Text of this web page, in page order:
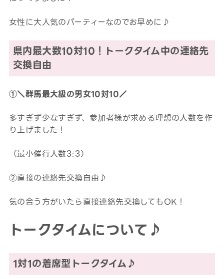
女性に大人気のパーティーなのでお早めに♪
県内最大数10対10！トークタイム中の連絡先
交換自由
①＼群馬最大級の男女10対10／
多すぎず少なすぎず、参加者様が求める理想の人数を作
り上げました！
（最小催行人数3:3）
②直接の連絡先交換自由♪
気の合う方がいたら直接連絡先交換してもOK！
トークタイムについて♪
1対1の着席型トークタイム♪